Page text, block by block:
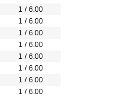
1 / 6.00
1 / 6.00
1 / 6.00
1 / 6.00
1 / 6.00
1 / 6.00
1 / 6.00
1 / 6.00